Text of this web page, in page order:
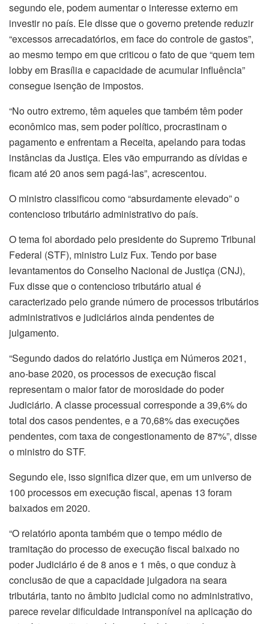
segundo ele, podem aumentar o interesse externo em
investir no país. Ele disse que o governo pretende reduzir
“excessos arrecadatórios, em face do controle de gastos”,
ao mesmo tempo em que criticou o fato de que “quem tem
lobby em Brasília e capacidade de acumular influência”
consegue isenção de impostos.
“No outro extremo, têm aqueles que também têm poder
econômico mas, sem poder político, procrastinam o
pagamento e enfrentam a Receita, apelando para todas
instâncias da Justiça. Eles vão empurrando as dívidas e
ficam até 20 anos sem pagá-las”, acrescentou.
O ministro classificou como “absurdamente elevado” o
contencioso tributário administrativo do país.
O tema foi abordado pelo presidente do Supremo Tribunal
Federal (STF), ministro Luiz Fux. Tendo por base
levantamentos do Conselho Nacional de Justiça (CNJ),
Fux disse que o contencioso tributário atual é
caracterizado pelo grande número de processos tributários
administrativos e judiciários ainda pendentes de
julgamento.
“Segundo dados do relatório Justiça em Números 2021,
ano-base 2020, os processos de execução fiscal
representam o maior fator de morosidade do poder
Judiciário. A classe processual corresponde a 39,6% do
total dos casos pendentes, e a 70,68% das execuções
pendentes, com taxa de congestionamento de 87%”, disse
o ministro do STF.
Segundo ele, isso significa dizer que, em um universo de
100 processos em execução fiscal, apenas 13 foram
baixados em 2020.
“O relatório aponta também que o tempo médio de
tramitação do processo de execução fiscal baixado no
poder Judiciário é de 8 anos e 1 mês, o que conduz à
conclusão de que a capacidade julgadora na seara
tributária, tanto no âmbito judicial como no administrativo,
parece revelar dificuldade intransponível na aplicação do